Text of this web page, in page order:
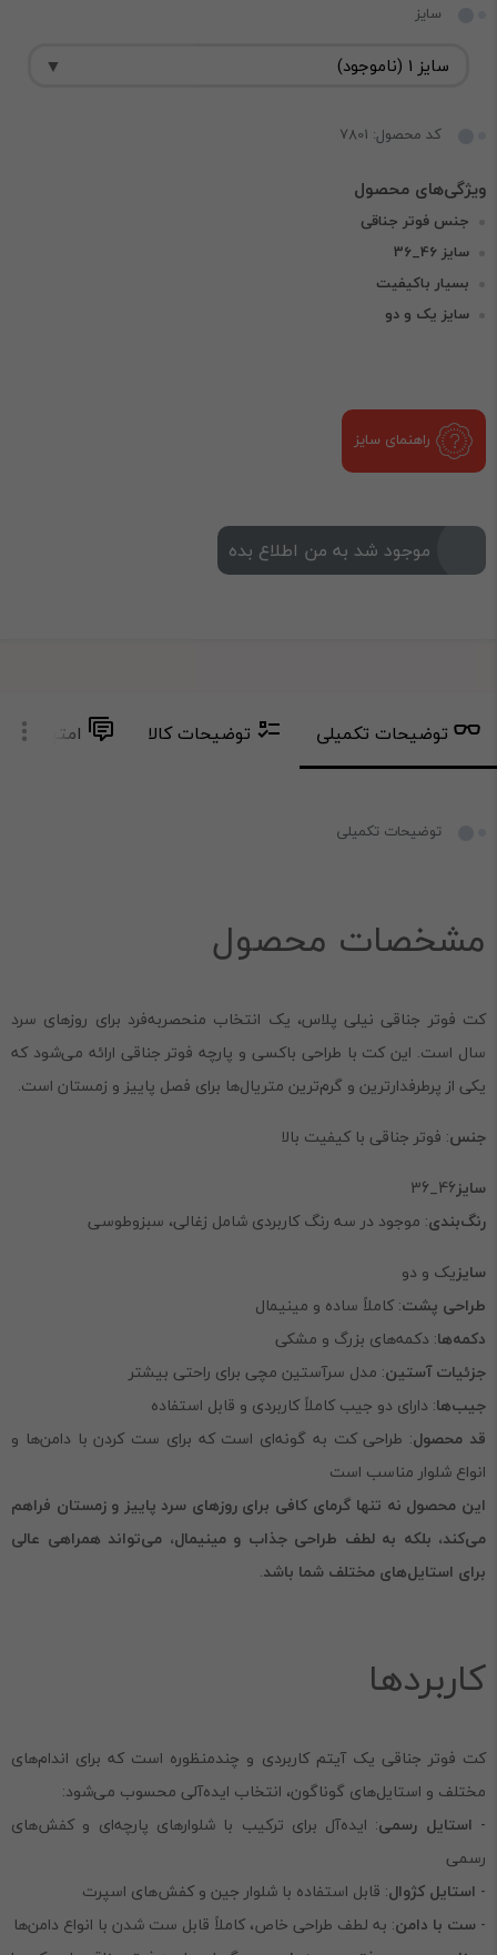
سایز
کد محصول: 7801
جنس فوتر جناقی
سایز 46_36
بسیار باکیفیت
سایز یک و دو
راهنمای سایز
موجود شد به من اطلاع بده
توضیحات تکمیلی توضیحات کالا امتیاز و
توضیحات تکمیلی
مشخصات محصول
کت فوتر جناقی نیلی پلاس، یک انتخاب منحصربه‌فرد برای روزهای سرد
سال است. این کت با طراحی باکسی و پارچه فوتر جناقی ارائه می‌شود که
یکی از پرطرفدارترین و گرم‌ترین متریال‌ها برای فصل پاییز و زمستان است.
جنس: فوتر جناقی با کیفیت بالا
سایز46_36
رنگ‌بندی: موجود در سه رنگ کاربردی شامل زغالی، سبزوطوسی
سایزیک و دو
طراحی پشت: کاملاً ساده و مینیمال
دکمه‌ها: دکمه‌های بزرگ و مشکی
جزئیات آستین: مدل سرآستین مچی برای راحتی بیشتر
جیب‌ها: دارای دو جیب کاملاً کاربردی و قابل استفاده
قد محصول: طراحی کت به گونه‌ای است که برای ست کردن با دامن‌ها و
انواع شلوار مناسب است
این محصول نه تنها گرمای کافی برای روزهای سرد پاییز و زمستان فراهم
می‌کند، بلکه به لطف طراحی جذاب و مینیمال، می‌تواند همراهی عالی
برای استایل‌های مختلف شما باشد.
کاربردها
کت فوتر جناقی یک آیتم کاربردی و چندمنظوره است که برای اندام‌های
مختلف و استایل‌های گوناگون، انتخاب ایده‌آلی محسوب می‌شود:
- استایل رسمی: ایده‌آل برای ترکیب با شلوارهای پارچه‌ای و کفش‌های
رسمی
- استایل کژوال: قابل استفاده با شلوار جین و کفش‌های اسپرت
- ست با دامن: به لطف طراحی خاص، کاملاً قابل ست شدن با انواع دامن‌ها